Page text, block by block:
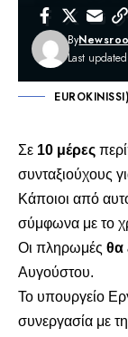
Last
By
EUROKINISSI)
Σε 10 μέρες
συνταξιούχους
Κάποιοι από
σύμφωνα με το
Οι πληρωμές θα
Αυγούστου.
Το υπουργείο
συνεργασία με